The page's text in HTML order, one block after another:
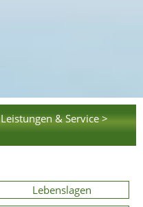
Leistungen & Service >
Lebenslagen